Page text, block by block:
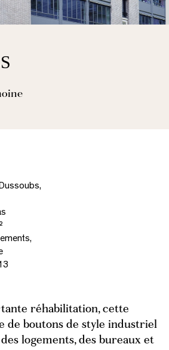
Portraits
réhabilitation, cette
de boutons de style industriel
logements, des bureaux et